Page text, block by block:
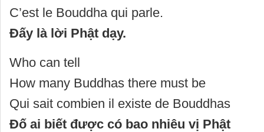
C’est le Bouddha qui parle.
Đấy là lời Phật dạy.
Who can tell
How many Buddhas there must be
Qui sait combien il existe de Bouddhas
Đố ai biết được có bao nhiêu vị Phật